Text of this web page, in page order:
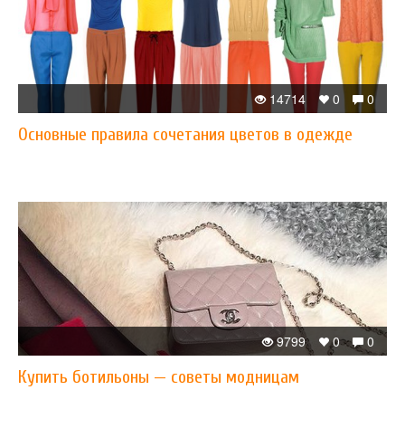
0
0
14714
Основные правила сочетания цветов в одежде
0
0
9799
Купить ботильоны — советы модницам